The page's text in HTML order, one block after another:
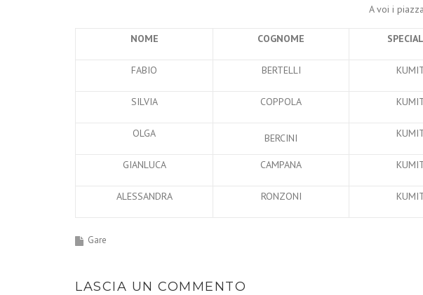
A voi i
NOME COGNOME
FABIO BERTELLI
SILVIA COPPOLA
OLGA BERCINI
GIANLUCA CAMPANA
ALESSANDRA RONZONI
Gare
LASCIA UN COMMENTO